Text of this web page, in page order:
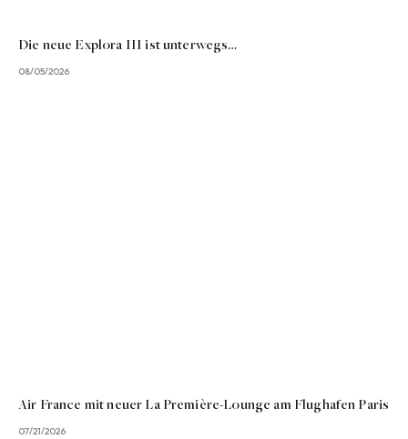
Die neue Explora III ist unterwegs…
08/05/2026
Air France mit neuer La Première-Lounge am Flughafen Paris
07/21/2026